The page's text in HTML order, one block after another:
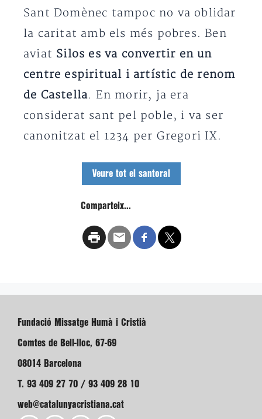
Sant Domènec tampoc no va oblidar
la caritat amb els més pobres. Ben
aviat Silos es va convertir en un
centre espiritual i artístic de renom
de Castella. En morir, ja era
considerat sant pel poble, i va ser
canonitzat el 1234 per Gregori IX.
Veure tot el santoral
Comparteix...
Fundació Missatge Humà i Cristià
Comtes de Bell-lloc, 67-69
08014 Barcelona
T. 93 409 27 70 / 93 409 28 10
web@catalunyacristiana.cat